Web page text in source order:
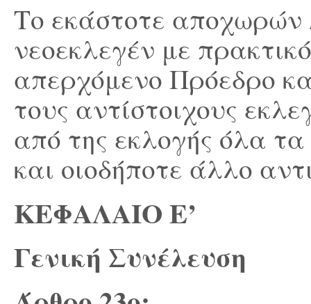
Το εκάστοτε αποχωρών
νεοεκλεγέν με
απερχόμενο Πρόεδρο
τους αντίστοιχους
από της εκλογής όλα
και οιοδήποτε άλλο
ΚΕΦΑΛΑΙΟ Ε’
Γενική Συνέλευση